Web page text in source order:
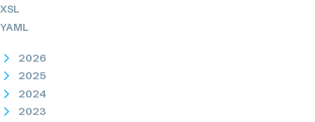
XSL
YAML
2026
2025
2024
2023